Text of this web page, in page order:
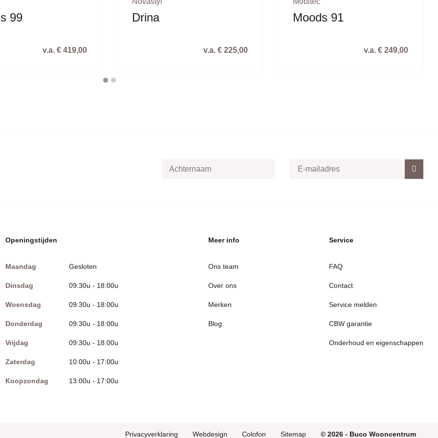
99
v.a. € 419,00
Drina
v.a. € 225,00
Moods 91
v.a. € 249,00
Openingstijden
Maandag Gesloten
Dinsdag 09:30u - 18:00u
Woensdag 09:30u - 18:00u
Donderdag 09:30u - 18:00u
Vrijdag 09:30u - 18:00u
Zaterdag 10:00u - 17:00u
Koopzondag 13:00u - 17:00u
Meer info
Ons team
Over ons
Merken
Blog
Service
FAQ
Contact
Service melden
CBW garantie
Onderhoud en eigenschappen
Privacyverklaring Webdesign Colofon Sitemap © 2026 - Buco Wooncentrum